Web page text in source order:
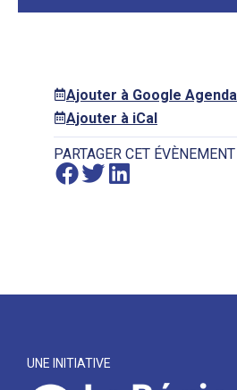
Ajouter à Google Agenda
Ajouter à iCal
PARTAGER CET ÉVÈNEMENT
UNE INITIATIVE